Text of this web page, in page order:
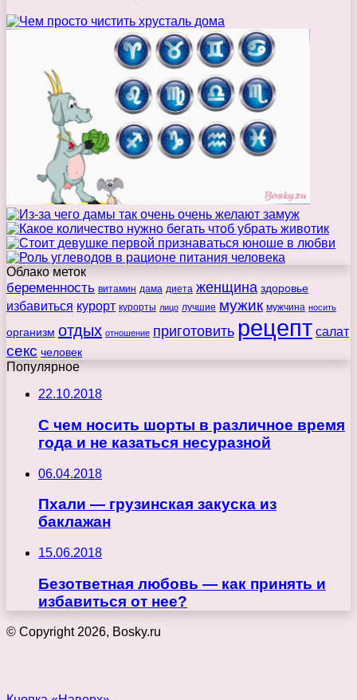
Облако меток
беременность витамин дама диета женщина здоровье
избавиться курорт курорты лицо лучшие мужик мужчина носить
организм отдых отношение приготовить рецепт салат
секс человек
Популярное
22.10.2018
С чем носить шорты в различное время
года и не казаться несуразной
06.04.2018
Пхали — грузинская закуска из
баклажан
15.06.2018
Безответная любовь — как принять и
избавиться от нее?
© Copyright 2026, Bosky.ru